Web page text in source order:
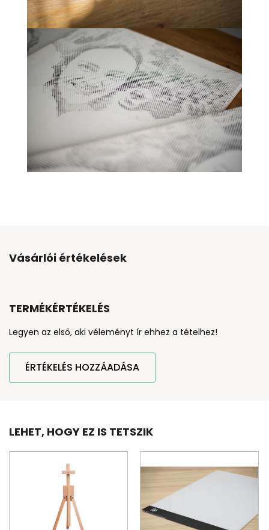
Vásárlói értékelések
TERMÉKÉRTÉKELÉS
Legyen az első, aki véleményt ír ehhez a tételhez!
ÉRTÉKELÉS HOZZÁADÁSA
LEHET, HOGY EZ IS TETSZIK